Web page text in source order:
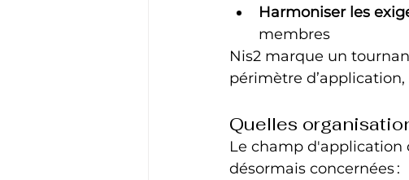
Harmoniser les
membres
Nis2 marque un
périmètre
Quelles
Le champ d'application
désormais concernées :